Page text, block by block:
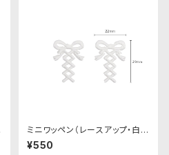
ミニワッペン（レースアップ・白・
２個セット）
¥550